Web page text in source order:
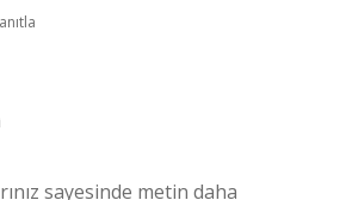
sayesinde metin daha